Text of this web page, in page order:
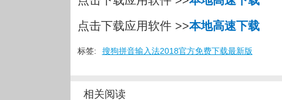
点击下载应用软件 >>本地高速下载
标签: 搜狗拼音输入法2018官方免费下载最新版
相关阅读